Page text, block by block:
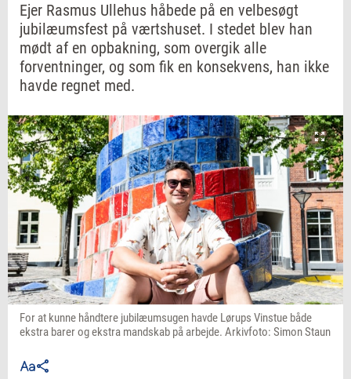
Ejer Rasmus Ullehus håbede på en velbesøgt
jubilæumsfest på værtshuset. I stedet blev han
mødt af en opbakning, som overgik alle
forventninger, og som fik en konsekvens, han ikke
havde regnet med.
For at kunne håndtere jubilæumsugen havde Lørups Vinstue både
ekstra barer og ekstra mandskab på arbejde. Arkivfoto: Simon Staun